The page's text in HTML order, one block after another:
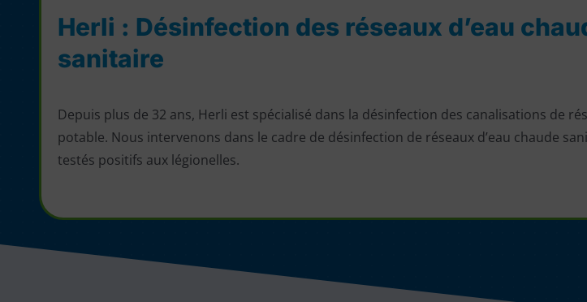
Herli : Désinfection des réseaux d’eau
sanitaire
Depuis plus de 32 ans, Herli est spécialisé dans la désinfection des canalisations de
potable. Nous intervenons dans le cadre de désinfection de réseaux d’eau chaude
testés positifs aux légionelles.